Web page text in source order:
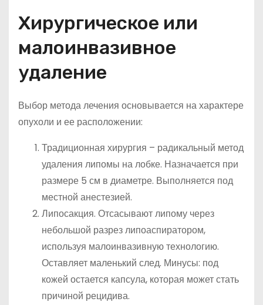
Хирургическое или
малоинвазивное
удаление
Выбор метода лечения основывается на характере
опухоли и ее расположении:
Традиционная хирургия – радикальный метод
удаления липомы на лобке. Назначается при
размере 5 см в диаметре. Выполняется под
местной анестезией.
Липосакция. Отсасывают липому через
небольшой разрез липоаспиратором,
используя малоинвазивную технологию.
Оставляет маленький след. Минусы: под
кожей остается капсула, которая может стать
причиной рецидива.